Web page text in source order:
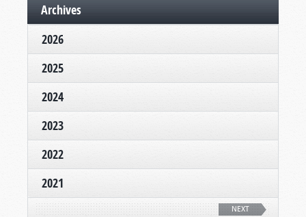
Archives
2026
2025
2024
2023
2022
2021
NEXT